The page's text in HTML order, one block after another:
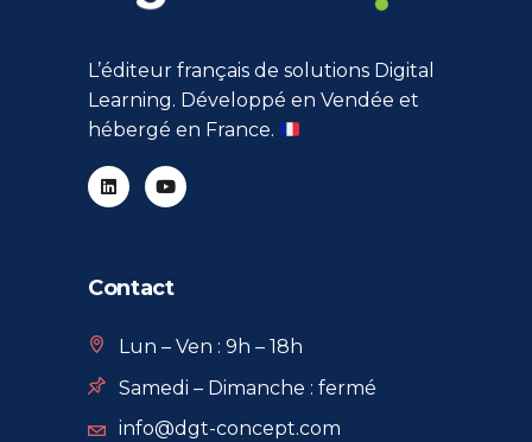
L’éditeur français de solutions Digital
Learning. Développé en Vendée et
hébergé en France.
Contact
Lun – Ven : 9h – 18h
Samedi – Dimanche : fermé
info@dgt-concept.com